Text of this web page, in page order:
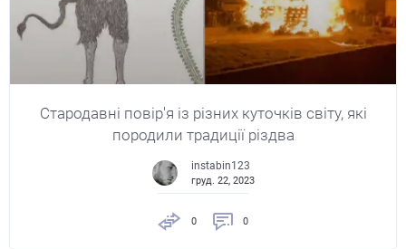
Стародавні повір'я із різних куточків світу, які
породили традиції різдва
instabin123
груд. 22, 2023
0 0